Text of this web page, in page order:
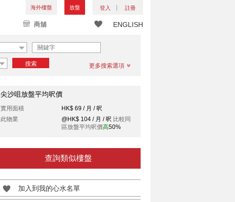
海外樓盤 放盤 登入 註冊
ENGLISH
商舖
搜索 更多搜索選項
尖沙咀放盤平均呎價
實用面積
HK$ 69 / 月 / 呎
此物業
@HK$ 104 / 月 / 呎 比較同
區放盤平均呎價高50%
查詢類似樓盤
加入到我的心水名單